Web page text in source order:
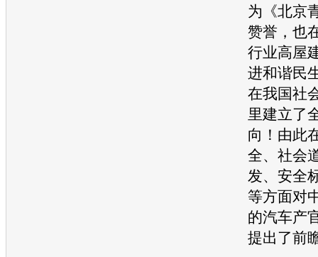
为《北京
赞誉，也
行业高屋
进和谐民
在我国社
里建立了
向！由此
全、社会
发、安全
等方面对
的汽车产
提出了前